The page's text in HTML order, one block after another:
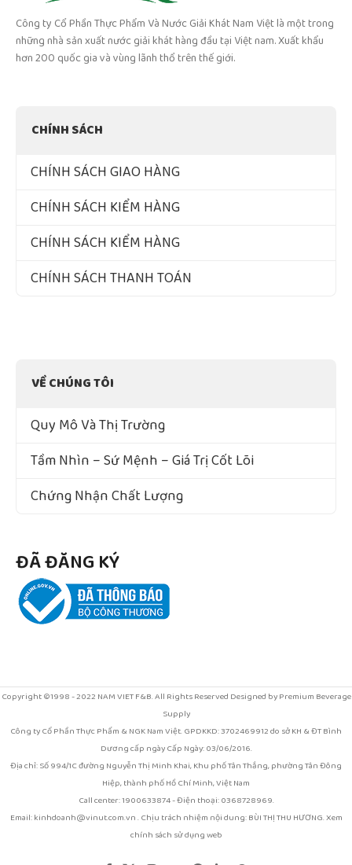
Công ty Cổ Phần Thực Phẩm Và Nước Giải Khát Nam Việt là một trong
những nhà sản xuất nước giải khát hàng đầu tại Việt nam. Xuất khẩu
hơn 200 quốc gia và vùng lãnh thổ trên thế giới.
CHÍNH SÁCH
CHÍNH SÁCH GIAO HÀNG
CHÍNH SÁCH KIỂM HÀNG
CHÍNH SÁCH KIỂM HÀNG
CHÍNH SÁCH THANH TOÁN
VỀ CHÚNG TÔI
Quy Mô Và Thị Trường
Tầm Nhìn – Sứ Mệnh – Giá Trị Cốt Lõi
Chứng Nhận Chất Lượng
ĐÃ ĐĂNG KÝ
Copyright ©1998 - 2022 NAM VIET F&B. All Rights Reserved Designed by Premium Beverage
Supply
Công ty Cổ Phần Thực Phẩm & NGK Nam Việt. GPDKKD: 3702469912 do sở KH & ĐT Bình
Dương cấp ngày Cấp Ngày: 03/06/2016.
Địa chỉ: Số 994/1C đường Nguyễn Thị Minh Khai, Khu phố Tân Thắng, phường Tân Đông
Hiệp, thành phố Hồ Chí Minh, Việt Nam
Call center: 1900633874 - Điện thoại: 0368728969.
Email: kinhdoanh@vinut.com.vn . Chịu trách nhiệm nội dung: BÙI THỊ THU HƯƠNG. Xem
chính sách sử dụng web